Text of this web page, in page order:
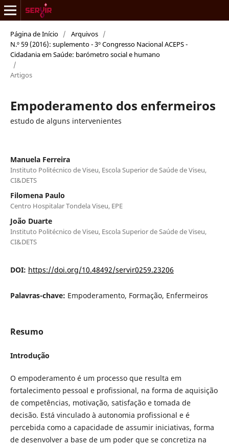
Página de Início / Arquivos /
N.º 59 (2016): suplemento - 3º Congresso Nacional ACEPS -
Cidadania em Saúde: barómetro social e humano
/
Artigos
Empoderamento dos enfermeiros
estudo de alguns intervenientes
Manuela Ferreira
Instituto Politécnico de Viseu, Escola Superior de Saúde de Viseu,
CI&DETS
Filomena Paulo
Centro Hospitalar Tondela Viseu, EPE
João Duarte
Instituto Politécnico de Viseu, Escola Superior de Saúde de Viseu,
CI&DETS
DOI: https://doi.org/10.48492/servir0259.23206
Palavras-chave: Empoderamento, Formação, Enfermeiros
Resumo
Introdução
O empoderamento é um processo que resulta em
fortalecimento pessoal e profissional, na forma de aquisição
de competências, motivação, satisfação e tomada de
decisão. Está vinculado à autonomia profissional e é
percebida como a capacidade de assumir iniciativas, forma
de desenvolver a base de um poder que se concretiza na